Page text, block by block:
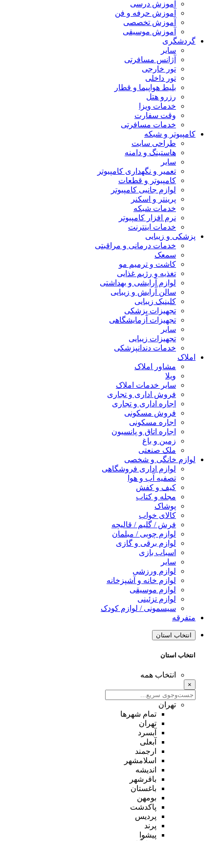
آموزش درسی
آموزش حرفه و فن
آموزش تخصصی
آموزش موسیقی
گردشگری
سایر
آژانس مسافرتی
تور خارجی
تور داخلی
بلیط هواپیما و قطار
رزرو هتل
خدمات ویزا
وقت سفارت
خدمات مسافرتی
کامپیوتر و شبکه
طراحی سایت
هاستینگ و دامنه
سایر
تعمیر و نگهداری کامپیوتر
کامپیوتر و قطعات
لوازم جانبی کامپیوتر
پرینتر و اسکنر
خدمات شبکه
نرم افزار کامپیوتر
خدمات اینترنت
پزشکی و زیبایی
خدمات درمانی و مراقبتی
سمعک
کاشت و ترمیم مو
تغذیه و رژیم غذایی
لوازم آرایشی و بهداشتی
سالن آرایش و زیبایی
کلینیک زیبایی
تجهیزات پزشکی
تجهیزات آزمایشگاهی
سایر
تجهیزات زیبایی
خدمات دندانپزشکی
املاک
مشاور املاک
ویلا
سایر خدمات املاک
فروش اداری و تجاری
اجاره اداری و تجاری
فروش مسکونی
اجاره مسکونی
اجاره اتاق و پانسیون
زمین و باغ
ملک صنعتی
لوازم خانگی و شخصی
لوازم اداری فروشگاهی
تصفیه آب و هوا
کیف و کفش
مجله و کتاب
پوشاک
کالای خواب
فرش / گلیم / قالیچه
لوازم چوبی / مبلمان
لوازم برقی و گازی
اسباب بازی
سایر
لوازم ورزشی
لوازم خانه و آشپزخانه
لوازم موسیقی
لوازم تزئینی
سیسمونی / لوازم کودک
متفرقه
انتخاب استان
انتخاب استان
انتخاب همه
×
تهران
تمام شهر‌ها
تهران
آبسرد
آبعلی
ارجمند
اسلامشهر
اندیشه
باقرشهر
باغستان
بومهن
پاکدشت
پردیس
پرند
پیشوا